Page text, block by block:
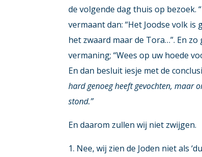
de volgende dag thuis op bezoek.
vermaant dan: “Het Joodse volk
het zwaard maar de Tora…”. En
vermaning; “Wees op uw hoede
En dan besluit iesje met de
hard genoeg heeft gevochten, maar
stond.”
En daarom zullen wij niet zwijgen.
Nee, wij zien de Joden niet als